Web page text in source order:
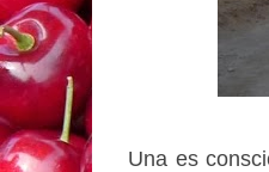
Una es